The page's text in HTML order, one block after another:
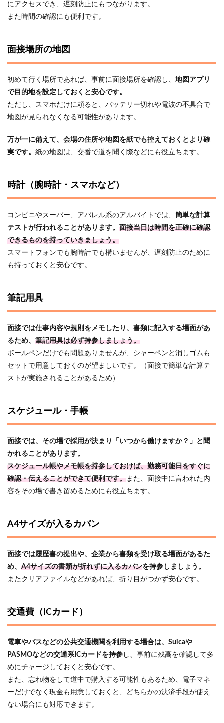
にアクセスでき、遅刻防止にもつながります。
また時間の確認にも便利です。
面接場所の地図
初めて行く場所であれば、事前に面接場所を確認し、 地図アプリ
で目的地を設定しておくと安心です。
ただし、スマホだけに頼ると、バッテリー切れや電波の不具合で
地図が見られなくなる可能性があります。
万が一に備えて、会場の住所や地図を紙でも控えておくとより確
実です。 紙の地図は、交番で道を聞く際などにも役立ちます。
時計（腕時計・スマホなど）
コンビニやスーパー、アパレル系のアルバイトでは、 簡単な計算
テストが行われることがあります。 面接当日は時間を正確に確認
できるものを持っていきましょう。
スマートフォンでも腕時計でも構いませんが、遅刻防止のために
も持っておくと安心です。
筆記用具
面接では仕事内容や規則をメモしたり、書類に記入する場面があ
るため、 筆記用具は必ず持参しましょう。
ボールペンだけでも問題ありませんが、シャーペンと消しゴムも
セットで用意しておくのが望ましいです。（面接で簡単な計算テ
ストが実施されることがあるため）
スケジュール・手帳
面接では、その場で採用が決まり「いつから働けますか？」と聞
かれることがあります。
スケジュール帳やメモ帳を持参しておけば、勤務可能日をすぐに
確認・伝えることができて便利です。また、面接中に言われた内
容をその場で書き留めるためにも役立ちます。
A4サイズが入るカバン
面接では履歴書の提出や、企業から書類を受け取る場面があるた
め、 A4サイズの書類が折れずに入るカバンを持参しましょう。
またクリアファイルなどがあれば、折り目がつかず安心です。
交通費（ICカード）
電車やバスなどの公共交通機関を利用する場合は、Suicaや
PASMOなどの交通系ICカードを持参 し、事前に残高を確認して多
めにチャージしておくと安心です。
また、忘れ物をして道中で購入する可能性もあるため、電子マネ
ーだけでなく現金も用意しておくと、どちらかの決済手段が使え
ない場合にも対応できます。